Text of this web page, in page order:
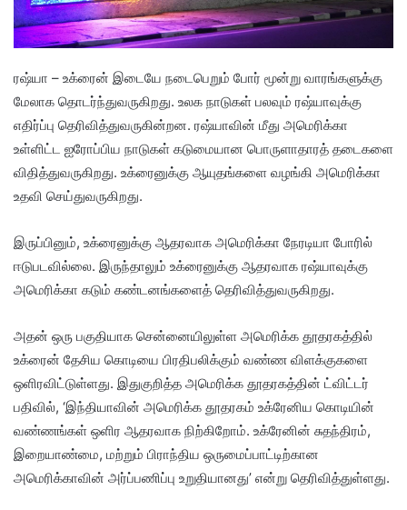
ரஷ்யா – உக்ரைன் இடையே நடைபெறும் போர் மூன்று வாரங்களுக்கு
மேலாக தொடர்ந்துவருகிறது. உலக நாடுகள் பலவும் ரஷ்யாவுக்கு
எதிர்ப்பு தெரிவித்துவருகின்றன. ரஷ்யாவின் மீது அமெரிக்கா
உள்ளிட்ட ஐரோப்பிய நாடுகள் கடுமையான பொருளாதாரத் தடைகளை
விதித்துவருகிறது. உக்ரைனுக்கு ஆயுதங்களை வழங்கி அமெரிக்கா
உதவி செய்துவருகிறது.
இருப்பினும், உக்ரைனுக்கு ஆதரவாக அமெரிக்கா நேரடியா போரில்
ஈடுபடவில்லை. இருந்தாலும் உக்ரைனுக்கு ஆதரவாக ரஷ்யாவுக்கு
அமெரிக்கா கடும் கண்டனங்களைத் தெரிவித்துவருகிறது.
அதன் ஒரு பகுதியாக சென்னையிலுள்ள அமெரிக்க தூதரகத்தில்
உக்ரைன் தேசிய கொடியை பிரதிபலிக்கும் வண்ண விளக்குகளை
ஒளிரவிட்டுள்ளது. இதுகுறித்த அமெரிக்க தூதரகத்தின் ட்விட்டர்
பதிவில், ‘இந்தியாவின் அமெரிக்க தூதரகம் உக்ரேனிய கொடியின்
வண்ணங்கள் ஒளிர ஆதரவாக நிற்கிறோம். உக்ரேனின் சுதந்திரம்,
இறையாண்மை, மற்றும் பிராந்திய ஒருமைப்பாட்டிற்கான
அமெரிக்காவின் அர்ப்பணிப்பு உறுதியானது’ என்று தெரிவித்துள்ளது.